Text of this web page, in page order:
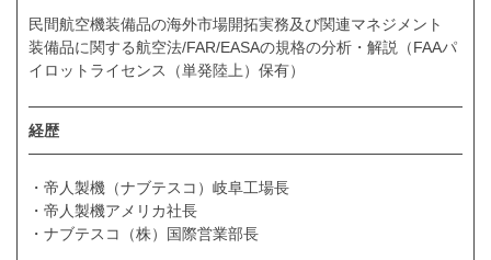
民間航空機装備品の海外市場開拓実務及び関連マネジメント
装備品に関する航空法/FAR/EASAの規格の分析・解説（FAAパ
イロットライセンス（単発陸上）保有）
経歴
・帝人製機（ナブテスコ）岐阜工場長
・帝人製機アメリカ社長
・ナブテスコ（株）国際営業部長